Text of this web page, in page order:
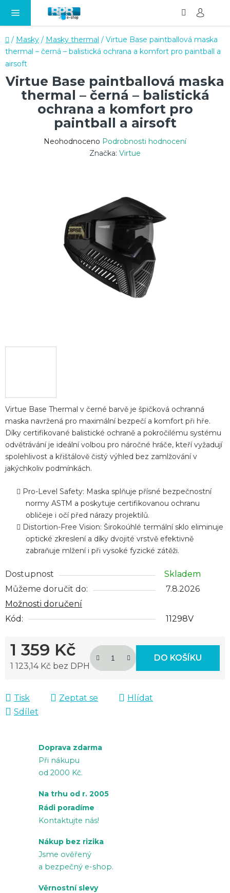
Domů
/ Masky / Masky thermal / Virtue Base paintballová maska
thermal – černá – balistická ochrana a komfort pro paintball a
airsoft
Virtue Base Thermal v černé barvě je špičková ochranná
maska navržená pro maximální bezpečí a komfort při hře.
Díky certifikované balistické ochraně a pokročilému systému
odvětrávání je ideální volbou pro náročné hráče, kteří vyžadují
spolehlivost a křištálově čistý výhled bez zamlžování v
jakýchkoliv podmínkách.
Pro-Level Safety: Maska splňuje přísné bezpečnostní
normy ASTM a poskytuje certifikovanou ochranu
obličeje i očí před nárazy projektilů.
Distortion-Free Vision: Širokoúhlé termální sklo eliminuje
optické zkreslení a díky dvojité vrstvě efektivně
zabraňuje mlžení i při vysoké fyzické zátěži.
Dostupnost
Skladem
Můžeme doručit do:
7.8.2026
Možnosti doručení
Kód:
11298V
1 359 Kč
1 123,14 Kč bez DPH
DO KOŠÍKU
Tisk Zeptat se
Hlídat
Sdílet
Virtue Base paintballová maska
thermal – černá – balistická
ochrana a komfort pro
paintball a airsoft
Průměrné
hvězdiček.
Neohodnoceno Podrobnosti hodnocení
Značka: Virtue
Doprava zdarma
Při nákupu
od 2000 Kč.
Na trhu od r. 2005
Rádi poradíme
Kontaktujte nás!
Nákup bez rizika
Jsme ověřený
a bezpečný e-shop.
Věrnostní slevy